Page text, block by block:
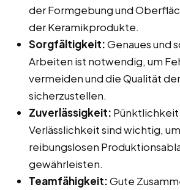
der Formgebung und
der Keramikprodukte.
Sorgfältigkeit:Genaues und
Arbeiten ist notwendig, um
vermeiden und die Qualität
sicherzustellen.
Zuverlässigkeit: Pünktlichkeit
Verlässlichkeit sind wichtig,
reibungslosen
gewährleisten.
Teamfähigkeit:Gute